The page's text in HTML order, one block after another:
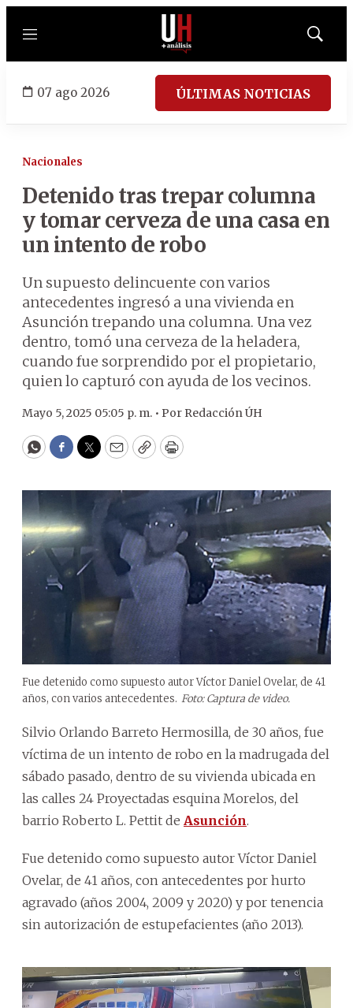
Menú
Mostrar
07 ago 2026 ÚLTIMAS NOTICIAS
Nacionales
Detenido tras trepar columna
y tomar cerveza de una casa en
un intento de robo
Un supuesto delincuente con varios
antecedentes ingresó a una vivienda en
Asunción trepando una columna. Una vez
dentro, tomó una cerveza de la heladera,
cuando fue sorprendido por el propietario,
quien lo capturó con ayuda de los vecinos.
Mayo 5, 2025 05:05 p. m. • Por Redacción ÚH
WhatsApp
Facebook
Twitter
EmailCopyPrint
Fue detenido como supuesto autor Víctor Daniel Ovelar, de 41
años, con varios antecedentes. Foto: Captura de video.
Silvio Orlando Barreto Hermosilla, de 30 años, fue
víctima de un intento de robo en la madrugada del
sábado pasado, dentro de su vivienda ubicada en
las calles 24 Proyectadas esquina Morelos, del
barrio Roberto L. Pettit de Asunción.
Fue detenido como supuesto autor Víctor Daniel
Ovelar, de 41 años, con antecedentes por hurto
agravado (años 2004, 2009 y 2020) y por tenencia
sin autorización de estupefacientes (año 2013).